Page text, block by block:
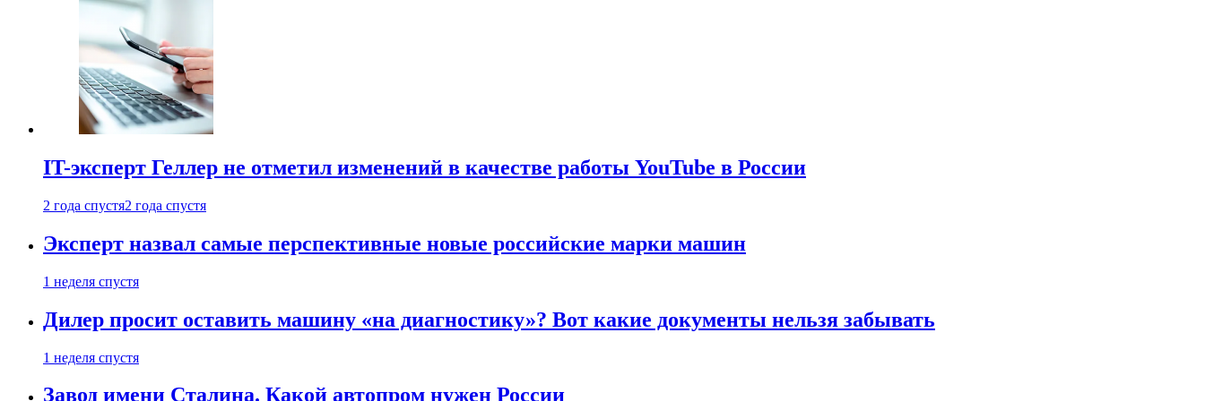
IT-эксперт Геллер не отметил изменений в качестве работы YouTube в России
2 года спустя2 года спустя
Эксперт назвал самые перспективные новые российские марки машин
1 неделя спустя
Дилер просит оставить машину «на диагностику»? Вот какие документы нельзя забывать
1 неделя спустя
Завод имени Сталина. Какой автопром нужен России